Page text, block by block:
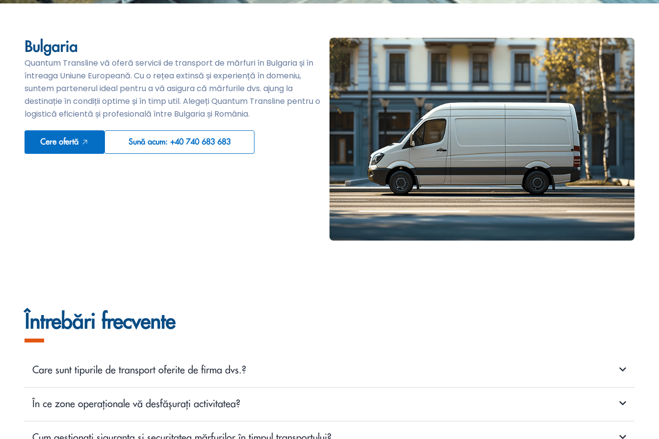
Bulgaria
Quantum Transline vă oferă servicii de transport de mărfuri în Bulgaria și în
întreaga Uniune Europeană. Cu o rețea extinsă și experiență în domeniu,
suntem partenerul ideal pentru a vă asigura că mărfurile dvs. ajung la
destinație în condiții optime și în timp util. Alegeți Quantum Transline pentru o
logistică eficientă și profesională între Bulgaria și România.
Cere ofertă Sună acum: +40 740 683 683
Întrebări frecvente
Care sunt tipurile de transport oferite de firma dvs.?
În ce zone operaționale vă desfășurați activitatea?